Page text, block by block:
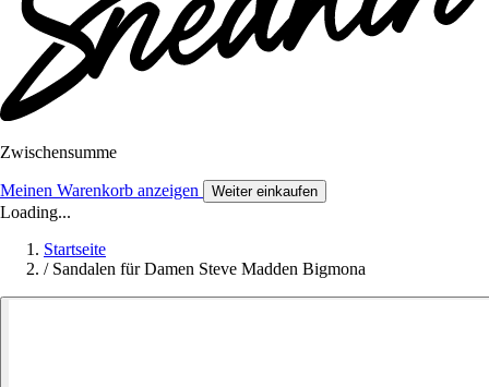
Zwischensumme
Meinen Warenkorb anzeigen Weiter einkaufen
Loading...
Startseite
/ Sandalen für Damen Steve Madden Bigmona